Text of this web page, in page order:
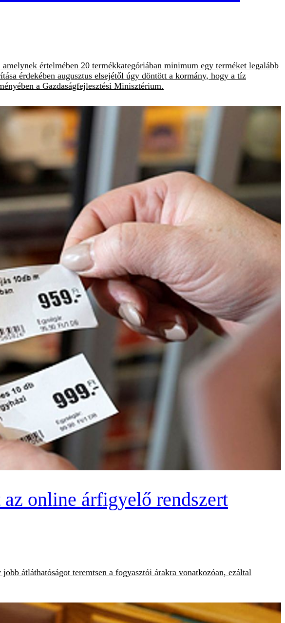
értelmében 20 termékkategóriában minimum egy terméket legalább
érdekében augusztus elsejétől úgy döntött a kormány, hogy a tíz
a Gazdaságfejlesztési Minisztérium.
online árfigyelő rendszert
átláthatóságot teremtsen a fogyasztói árakra vonatkozóan, ezáltal